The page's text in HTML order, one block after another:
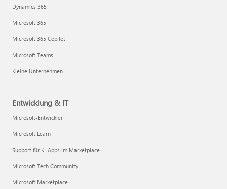
Dynamics 365
Microsoft 365
Microsoft 365 Copilot
Microsoft Teams
Kleine Unternehmen
Entwicklung & IT
Microsoft-Entwickler
Microsoft Learn
Support für KI-Apps im Marketplace
Microsoft Tech Community
Microsoft Marketplace